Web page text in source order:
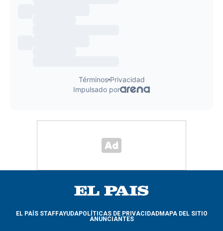
EL PAÍS STAFFAYUDAPOLÍTICAS DE PRIVACIDADMAPA DEL SITIO
ANUNCIANTES